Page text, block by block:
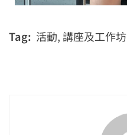
Tag: 活動,講座及工作坊